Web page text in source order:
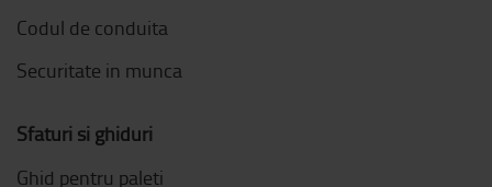
Codul de conduita
Securitate in munca
Sfaturi si ghiduri
Ghid pentru paleti